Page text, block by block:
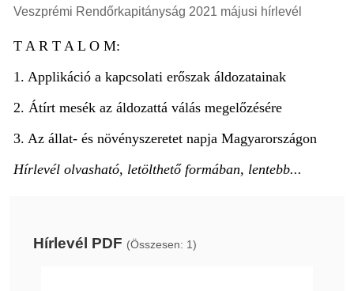
Veszprémi Rendőrkapitányság 2021 májusi hírlevél
T A R T A L O M:
1. Applikáció a kapcsolati erőszak áldozatainak
2. Átírt mesék az áldozattá válás megelőzésére
3. Az állat- és növényszeretet napja Magyarországon
Hírlevél olvasható, letölthető formában, lentebb...
Hírlevél PDF (Összesen: 1)